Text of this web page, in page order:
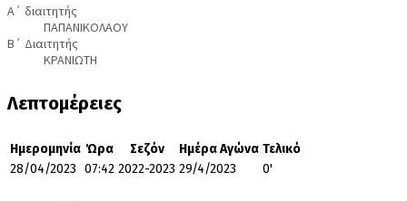
Α΄ διαιτητής
ΠΑΠΑΝΙΚΟΛΑΟΥ
Β΄ Διαιτητής
ΚΡΑΝΙΩΤΗ
Λεπτομέρειες
Ημερομηνία Ώρα Σεζόν Ημέρα Αγώνα Τελικό
28/04/2023 07:42 2022-2023 29/4/2023 0'